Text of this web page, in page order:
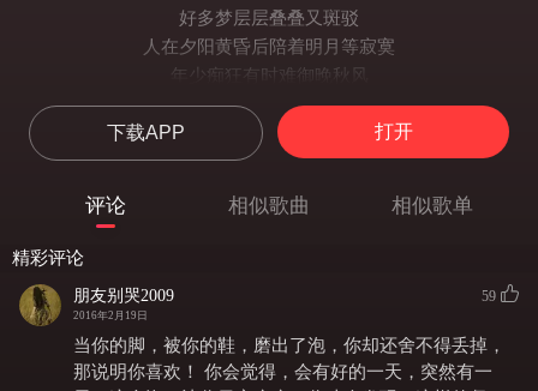
好多梦层层叠叠又斑驳
人在夕阳黄昏后陪着明月等寂寞
年少痴狂有时难御晚秋风
经过你快乐时少烦恼多
经过我情深意浓缘分薄
谁说青春不能错情愿热泪不低头
珍惜青春梦一场珍惜相聚的时光
珍惜为我流的泪珍惜为你的岁月
谁能无动又无衷这段珍贵
下载APP 打开
评论 相似歌曲 相似歌单
精彩评论
朋友别哭2009
2016年2月19日
59
当你的脚，被你的鞋，磨出了泡，你却还舍不得丢掉，
那说明你喜欢！ 你会觉得，会有好的一天，突然有一